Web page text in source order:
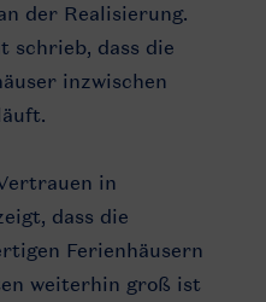
der Realisierung.
schrieb, dass die
inzwischen
in
dass die
Ferienhäusern
weiterhin groß ist